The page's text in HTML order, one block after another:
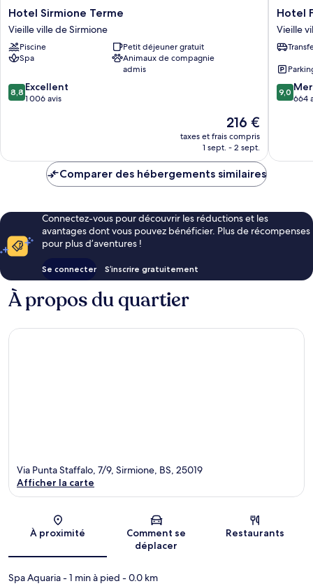
Hotel
Sirmione
Terme
Vieille
ville
Sirmione
Hotel Sirmione Terme
Vieille ville de Sirmione
Piscine
Petit déjeuner gratuit
Spa
Animaux de compagnie
admis
8.8
sur
8,8 Excellent
1 006 avis
Le
nouveau
prix
de
216 €
taxes et frais compris
1 sept. - 2 sept.
Hotel
Flaminia
Vieille
ville
Hotel
Vieille
9.0
sur
9,0
664
Comparer des hébergements similaires
Connectez-vous pour découvrir les réductions et les
avantages dont vous pouvez bénéficier. Plus de récompenses
pour plus d’aventures !
Se connecter S’inscrire gratuitement
À propos du quartier
Carte
Via Punta Staffalo, 7/9, Sirmione, BS, 25019
Afficher la carte
À proximité
Comment se
déplacer
Restaurants
Spa Aquaria- 1 min à pied - 0.0 km